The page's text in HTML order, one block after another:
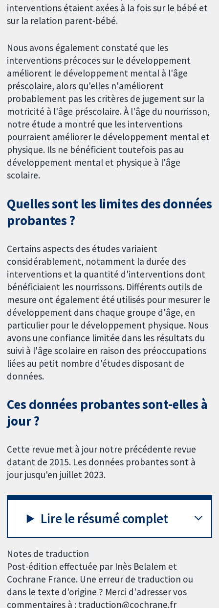
interventions étaient axées à la fois sur le bébé et
sur la relation parent-bébé.
Nous avons également constaté que les
interventions précoces sur le développement
améliorent le développement mental à l'âge
préscolaire, alors qu'elles n'améliorent
probablement pas les critères de jugement sur la
motricité à l'âge préscolaire. À l'âge du nourrisson,
notre étude a montré que les interventions
pourraient améliorer le développement mental et
physique. Ils ne bénéficient toutefois pas au
développement mental et physique à l'âge
scolaire.
Quelles sont les limites des données
probantes ?
Certains aspects des études variaient
considérablement, notamment la durée des
interventions et la quantité d'interventions dont
bénéficiaient les nourrissons. Différents outils de
mesure ont également été utilisés pour mesurer le
développement dans chaque groupe d'âge, en
particulier pour le développement physique. Nous
avons une confiance limitée dans les résultats du
suivi à l'âge scolaire en raison des préoccupations
liées au petit nombre d'études disposant de
données.
Ces données probantes sont-elles à
jour ?
Cette revue met à jour notre précédente revue
datant de 2015. Les données probantes sont à
jour jusqu'en juillet 2023.
Lire le résumé complet
Notes de traduction
Post-édition effectuée par Inès Belalem et
Cochrane France. Une erreur de traduction ou
dans le texte d'origine ? Merci d'adresser vos
commentaires à : traduction@cochrane.fr